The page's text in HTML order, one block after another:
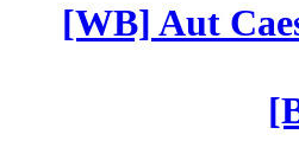
[WB] Aut